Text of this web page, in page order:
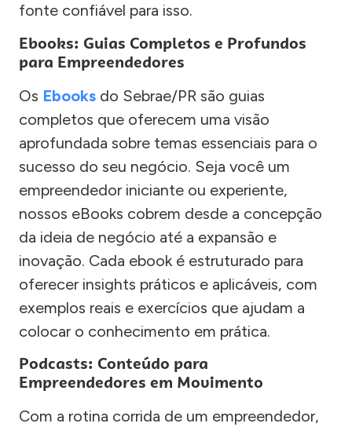
fonte confiável para isso.
Ebooks: Guias Completos e Profundos
para Empreendedores
Os Ebooks do Sebrae/PR são guias
completos que oferecem uma visão
aprofundada sobre temas essenciais para o
sucesso do seu negócio. Seja você um
empreendedor iniciante ou experiente,
nossos eBooks cobrem desde a concepção
da ideia de negócio até a expansão e
inovação. Cada ebook é estruturado para
oferecer insights práticos e aplicáveis, com
exemplos reais e exercícios que ajudam a
colocar o conhecimento em prática.
Podcasts: Conteúdo para
Empreendedores em Movimento
Com a rotina corrida de um empreendedor,